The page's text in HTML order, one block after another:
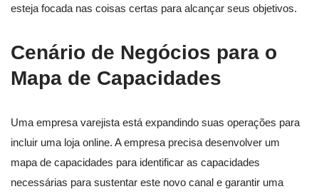
esteja focada nas coisas certas para alcançar seus objetivos.
Cenário de Negócios para o
Mapa de Capacidades
Uma empresa varejista está expandindo suas operações para
incluir uma loja online. A empresa precisa desenvolver um
mapa de capacidades para identificar as capacidades
necessárias para sustentar este novo canal e garantir uma